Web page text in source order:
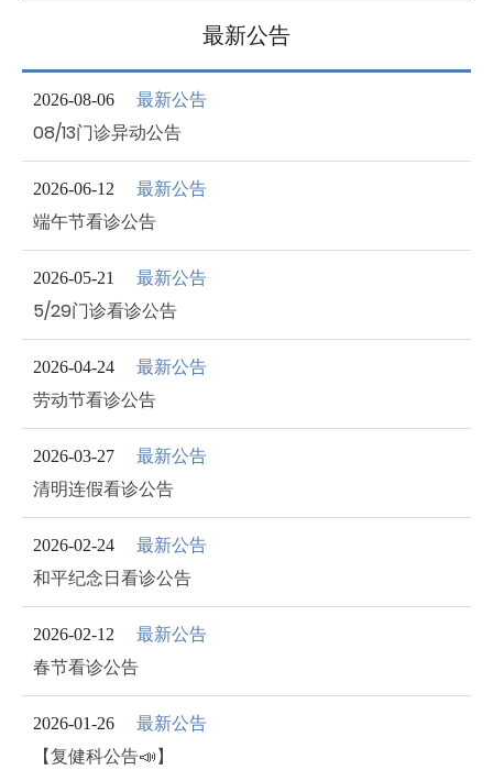
友善连结
Links
联络我们
Contact
最新公告
2026-08-06
最新公告
08/13门诊异动公告
2026-06-12
最新公告
端午节看诊公告
2026-05-21
最新公告
5/29门诊看诊公告
2026-04-24
最新公告
劳动节看诊公告
2026-03-27
最新公告
清明连假看诊公告
2026-02-24
最新公告
和平纪念日看诊公告
2026-02-12
最新公告
春节看诊公告
2026-01-26
最新公告
【复健科公告📣】